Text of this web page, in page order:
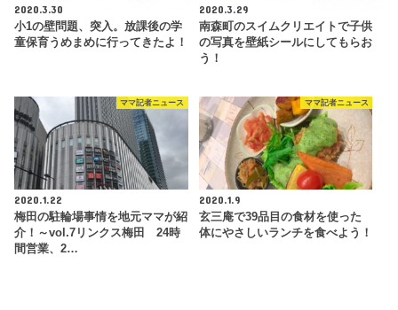
2020.3.30
小1の壁問題、突入。放課後の学
童保育うめまめに行ってきたよ！
2020.3.29
南森町のスイムクリエイトで子供
の写真を壁紙シールにしてもらお
う！
ママ記者ニュース
2020.1.22
梅田の駐輪場事情を地元ママが紹
介！～vol.7リンクス梅田 24時
間営業、2…
ママ記者ニュース
2020.1.9
玄三庵で39品目の食材を使った
体にやさしいランチを食べよう！